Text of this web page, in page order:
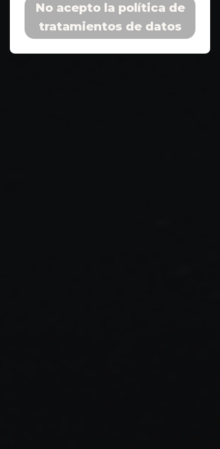
No acepto la política de
tratamientos de datos